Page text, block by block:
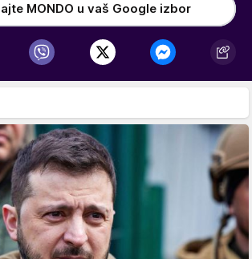
MONDO u vaš Google izbor